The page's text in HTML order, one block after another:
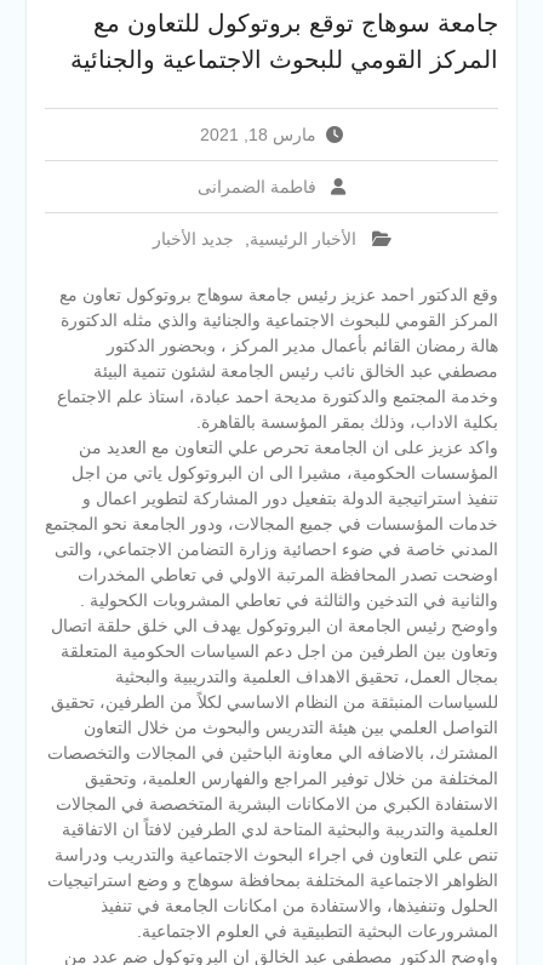
الإلكتروني للقبول بالجامعات
2026
فريق Enactus بجامعة سوهاج
في الاستدامة بالمسابقة
القومية Enactus Egypt 2026
جامعة سوهاج توقع بروتوكول للتعاون مع
المركز القومي للبحوث الاجتماعية والجنائية
مارس 18, 2021
فاطمة الضمرانى
الأخبار الرئيسية جديد الأخبار
وقع الدكتور احمد عزيز رئيس جامعة سوهاج بروتوكول تعاون مع
المركز القومي للبحوث الاجتماعية والجنائية والذي مثله الدكتورة
هالة رمضان القائم بأعمال مدير المركز ، وبحضور الدكتور
مصطفي عبد الخالق نائب رئيس الجامعة لشئون تنمية البيئة
وخدمة المجتمع والدكتورة مديحة احمد عبادة، استاذ علم الاجتماع
بكلية الاداب، وذلك بمقر المؤسسة بالقاهرة.
واكد عزيز على ان الجامعة تحرص علي التعاون مع العديد من
المؤسسات الحكومية، مشيرا الى ان البروتوكول ياتي من اجل
تنفيذ استراتيجية الدولة بتفعيل دور المشاركة لتطوير اعمال و
خدمات المؤسسات في جميع المجالات، ودور الجامعة نحو المجتمع
المدني خاصة في ضوء احصائية وزارة التضامن الاجتماعي، والتى
اوضحت تصدر المحافظة المرتبة الاولي في تعاطي المخدرات
والثانية في التدخين والثالثة في تعاطي المشروبات الكحولية .
واوضح رئيس الجامعة ان البروتوكول يهدف الي خلق حلقة اتصال
وتعاون بين الطرفين من اجل دعم السياسات الحكومية المتعلقة
بمجال العمل، تحقيق الاهداف العلمية والتدريبية والبحثية
للسياسات المنبثقة من النظام الاساسي لكلاً من الطرفين، تحقيق
التواصل العلمي بين هيئة التدريس والبحوث من خلال التعاون
المشترك، بالاضافه الي معاونة الباحثين في المجالات والتخصصات
المختلفة من خلال توفير المراجع والفهارس العلمية، وتحقيق
الاستفادة الكبري من الامكانات البشرية المتخصصة في المجالات
العلمية والتدريبة والبحثية المتاحة لدي الطرفين لافتاً ان الاتفاقية
تنص علي التعاون في اجراء البحوث الاجتماعية والتدريب ودراسة
الظواهر الاجتماعية المختلفة بمحافظة سوهاج و وضع استراتيجيات
الحلول وتنفيذها، والاستفادة من امكانات الجامعة في تنفيذ
المشرورعات البحثية التطبيقية في العلوم الاجتماعية.
واوضح الدكتور مصطفي عبد الخالق ان البروتوكول ضم عدد من